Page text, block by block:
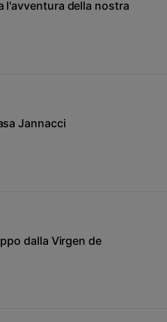
l'avventura della nostra
Jannacci
dalla Virgen de